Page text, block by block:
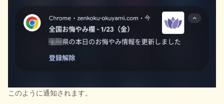
このように通知されます。